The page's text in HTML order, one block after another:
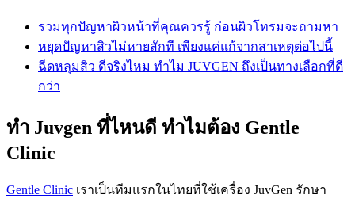
รวมทุกปัญหาผิวหน้าที่คุณควรรู้ ก่อนผิวโทรมจะถามหา
หยุดปัญหาสิวไม่หายสักที เพียงแค่แก้จากสาเหตุต่อไปนี้
ฉีดหลุมสิว ดีจริงไหม ทำไม JUVGEN ถึงเป็นทางเลือกที่ดี
กว่า
ทำ Juvgen ที่ไหนดี ทำไมต้อง Gentle
Clinic
Gentle Clinic เราเป็นทีมแรกในไทยที่ใช้เครื่อง JuvGen รักษา